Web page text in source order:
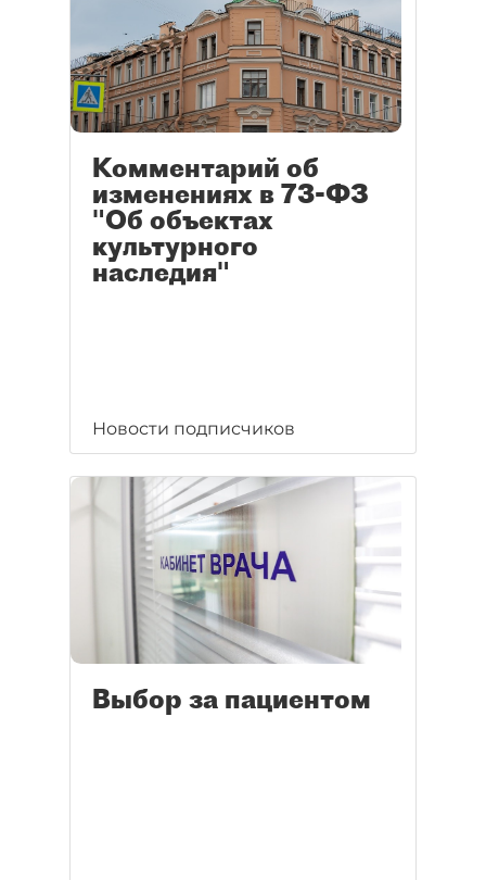
Комментарий об
изменениях в 73-ФЗ
"Об объектах
культурного
наследия"
Новости подписчиков
Выбор за пациентом